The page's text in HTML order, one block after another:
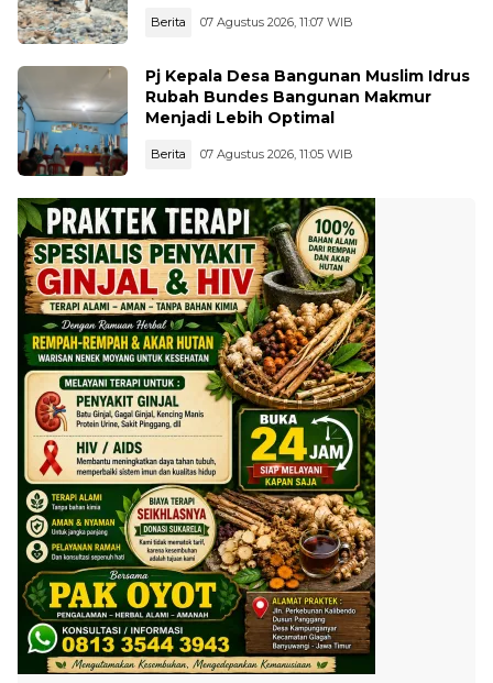
Berita 07 Agustus 2026, 11:07 WIB
Pj Kepala Desa Bangunan Muslim Idrus
Rubah Bundes Bangunan Makmur
Menjadi Lebih Optimal
Berita 07 Agustus 2026, 11:05 WIB